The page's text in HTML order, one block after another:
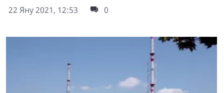
22 Яну 2021, 12:53
0